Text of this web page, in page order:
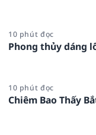
10 phút đọc
Phong thủy dáng
10 phút đọc
Chiêm Bao Thấy